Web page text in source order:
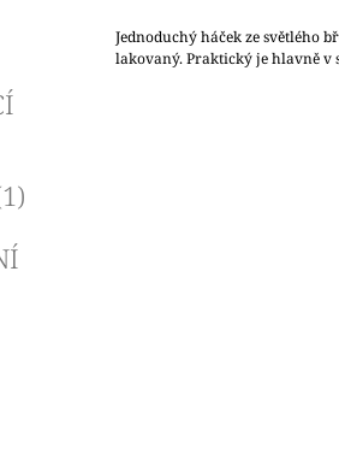
Jednoduchý háček ze světlého
lakovaný. Praktický je hlavně v